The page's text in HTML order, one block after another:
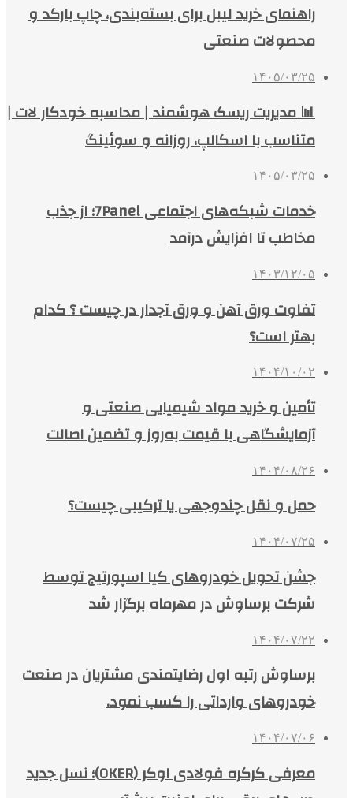
راهنمای خرید لیبل برای بسته‌بندی، چاپ بارکد و
محصولات صنعتی
۱۴۰۵/۰۳/۲۵
📊 مدیریت ریسک هوشمند | محاسبه خودکار لات |
متناسب با اسکالپ، روزانه و سوئینگ
۱۴۰۵/۰۳/۲۵
خدمات شبکه‌های اجتماعی 7Panel؛ از جذب
مخاطب تا افزایش درآمد
۱۴۰۳/۱۲/۰۵
تفاوت ورق آهن و ورق آجدار در چیست ؟ کدام
بهتر است؟
۱۴۰۴/۱۰/۰۲
تأمین و خرید مواد شیمیایی صنعتی و
آزمایشگاهی با قیمت به‌روز و تضمین اصالت
۱۴۰۴/۰۸/۲۶
حمل و نقل چندوجهی یا ترکیبی چیست؟
۱۴۰۴/۰۷/۲۵
جشن تحویل خودروهای کیا اسپورتیج توسط
شرکت برساوش در مهرماه برگزار شد
۱۴۰۴/۰۷/۲۲
برساوش رتبه اول رضایتمندی مشتریان در صنعت
خودروهای وارداتی را کسب نمود.
۱۴۰۴/۰۷/۰۶
معرفی کرکره فولادی اوکر (OKER)؛ نسل جدید